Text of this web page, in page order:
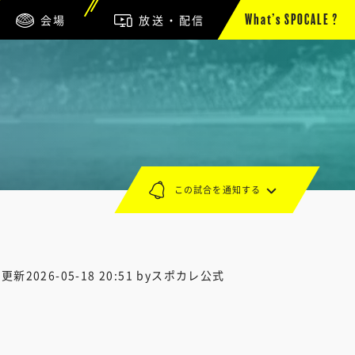
会場 放送・配信 What’s SPOCALE ?
新2026-05-18 20:51 byスポカレ公式
この試合を通知する